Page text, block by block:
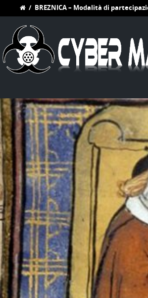
/ BREZNICA – Modalità di